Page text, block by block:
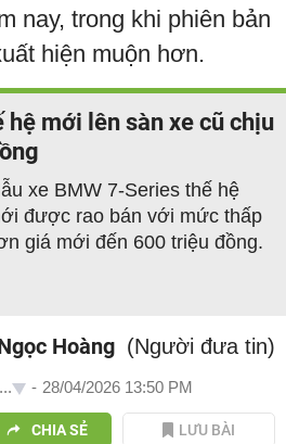
nay, trong khi phiên bản
hiện muộn hơn.
hệ mới lên sàn xe cũ chịu
xe BMW 7-Series thế hệ
được rao bán với mức thấp
giá mới đến 600 triệu đồng.
Hoàng (Người đưa tin)
- 28/04/2026 13:50 PM
CHIA SẺ LƯU BÀI